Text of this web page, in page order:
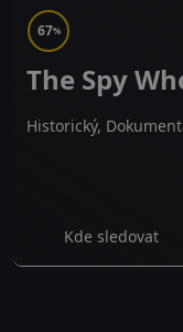
67%
The Spy
Historický,
Kde sledovat